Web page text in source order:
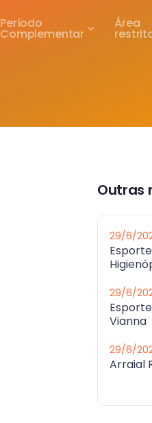
Período
Complementar
Área
Outras
29/6/
29/6/
Vianna
29/6/
Arraial